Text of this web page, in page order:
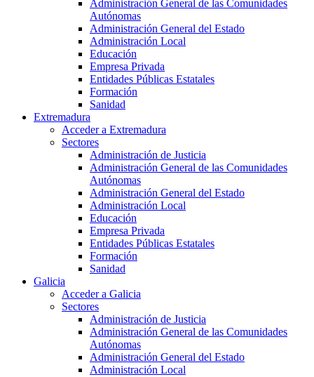
Administración General de las Comunidades
Autónomas
Administración General del Estado
Administración Local
Educación
Empresa Privada
Entidades Públicas Estatales
Formación
Sanidad
Extremadura
Acceder a Extremadura
Sectores
Administración de Justicia
Administración General de las Comunidades
Autónomas
Administración General del Estado
Administración Local
Educación
Empresa Privada
Entidades Públicas Estatales
Formación
Sanidad
Galicia
Acceder a Galicia
Sectores
Administración de Justicia
Administración General de las Comunidades
Autónomas
Administración General del Estado
Administración Local